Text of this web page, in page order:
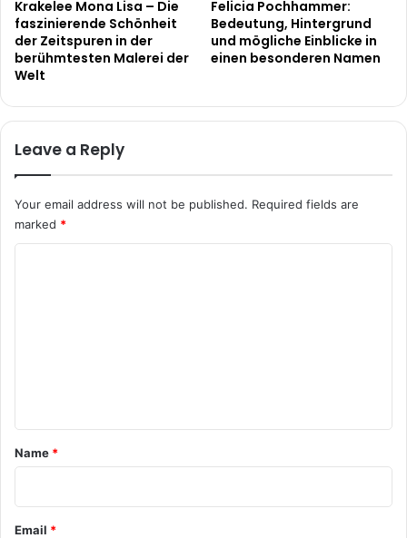
Krakelee Mona Lisa – Die
faszinierende Schönheit
der Zeitspuren in der
berühmtesten Malerei der
Welt
Felicia Pochhammer:
Bedeutung, Hintergrund
und mögliche Einblicke in
einen besonderen Namen
Leave a Reply
Your email address will not be published. Required fields are
marked *
*
Name *
Email *